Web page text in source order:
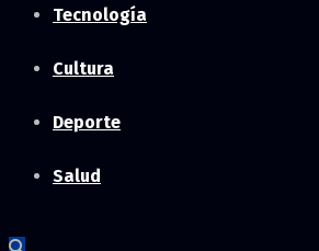
Tecnología
Cultura
Deporte
Salud